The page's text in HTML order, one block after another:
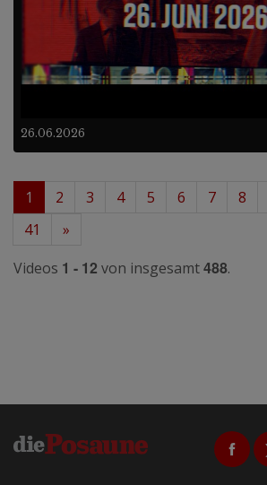
26.06.2026
1 2 3 4 5 6 7 8
41
»
Videos 1 - 12 von insgesamt488.